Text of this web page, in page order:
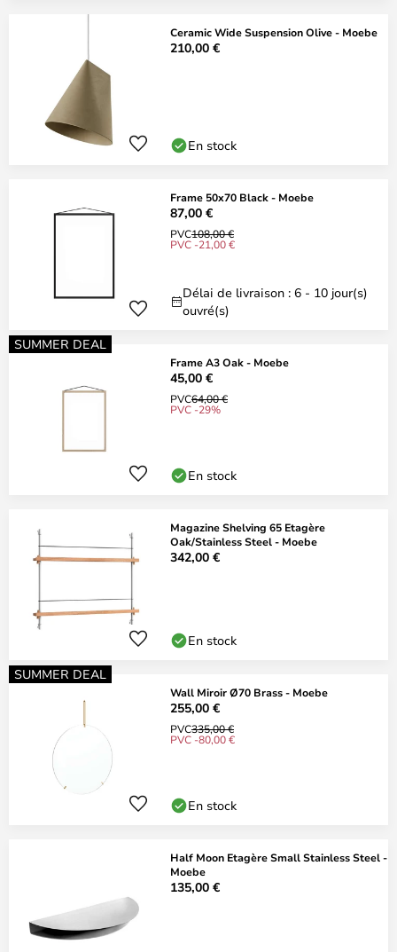
Ceramic Wide Suspension Olive - Moebe
210,00 €
En stock
Frame 50x70 Black - Moebe
87,00 €
PVC108,00 €
PVC -21,00 €
Délai de livraison : 6 - 10 jour(s)
ouvré(s)
SUMMER DEAL
Frame A3 Oak - Moebe
45,00 €
PVC64,00 €
PVC -29%
En stock
Magazine Shelving 65 Etagère
Oak/Stainless Steel - Moebe
342,00 €
En stock
SUMMER DEAL
Wall Miroir Ø70 Brass - Moebe
255,00 €
PVC335,00 €
PVC -80,00 €
En stock
Half Moon Etagère Small Stainless Steel -
Moebe
135,00 €